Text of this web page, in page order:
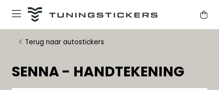
Terug naar autostickers
SENNA - HANDTEKENING